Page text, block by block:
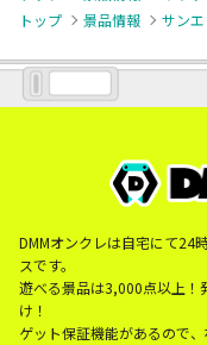
トップ
景品情報 サン
DMMオンクレは自宅にて24
スです。
遊べる景品は3,000点以上！
け！
ゲット保証機能があるので